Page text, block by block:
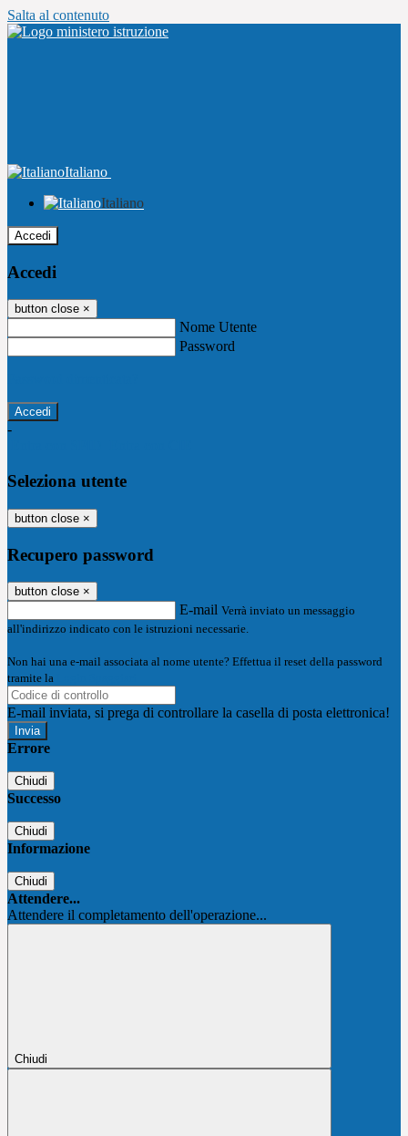
Salta al contenuto
Italiano
Italiano
Accedi
Accedi
button close ×
Nome Utente
Password
-
Seleziona utente
button close ×
Recupero password
button close ×
E-mail Verrà inviato un messaggio
all'indirizzo indicato con le istruzioni necessarie.
Non hai una e-mail associata al nome utente? Effettua il reset della password
tramite la
E-mail inviata, si prega di controllare la casella di posta elettronica!
Errore
Chiudi
Successo
Chiudi
Informazione
Chiudi
Attendere...
Attendere il completamento dell'operazione...
Chiudi